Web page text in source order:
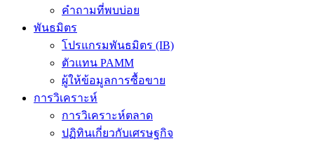
คำถามที่พบบ่อย
พันธมิตร
โปรแกรมพันธมิตร (IB)
ตัวแทน PAMM
ผู้ให้ข้อมูลการซื้อขาย
การวิเคราะห์
การวิเคราะห์ตลาด
ปฏิทินเกี่ยวกับเศรษฐกิจ